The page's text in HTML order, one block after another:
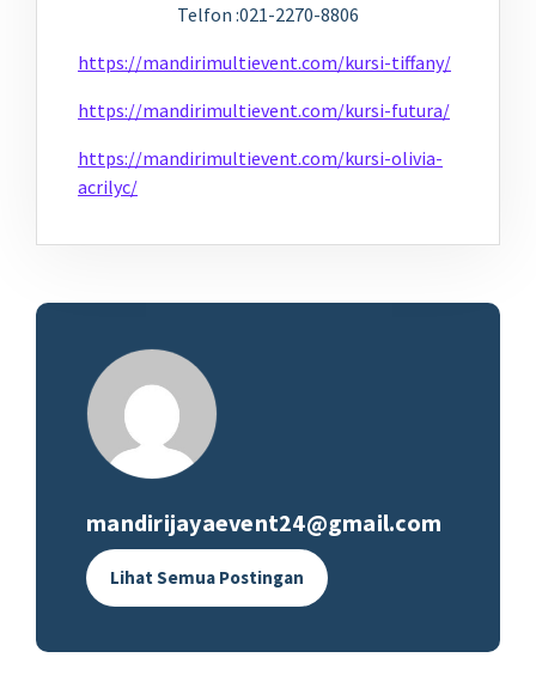
Telfon :021-2270-8806
https://mandirimultievent.com/kursi-tiffany/
https://mandirimultievent.com/kursi-futura/
https://mandirimultievent.com/kursi-olivia-
acrilyc/
mandirijayaevent24@gmail.com
Lihat Semua Postingan